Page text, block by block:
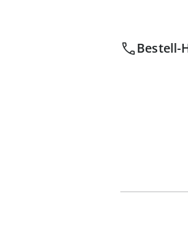
Bestell-